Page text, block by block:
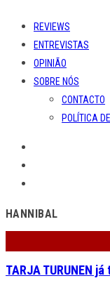
REVIEWS
ENTREVISTAS
OPINIÃO
SOBRE NÓS
CONTACTO
POLÍTICA
HANNIBAL
TARJA TURUNEN